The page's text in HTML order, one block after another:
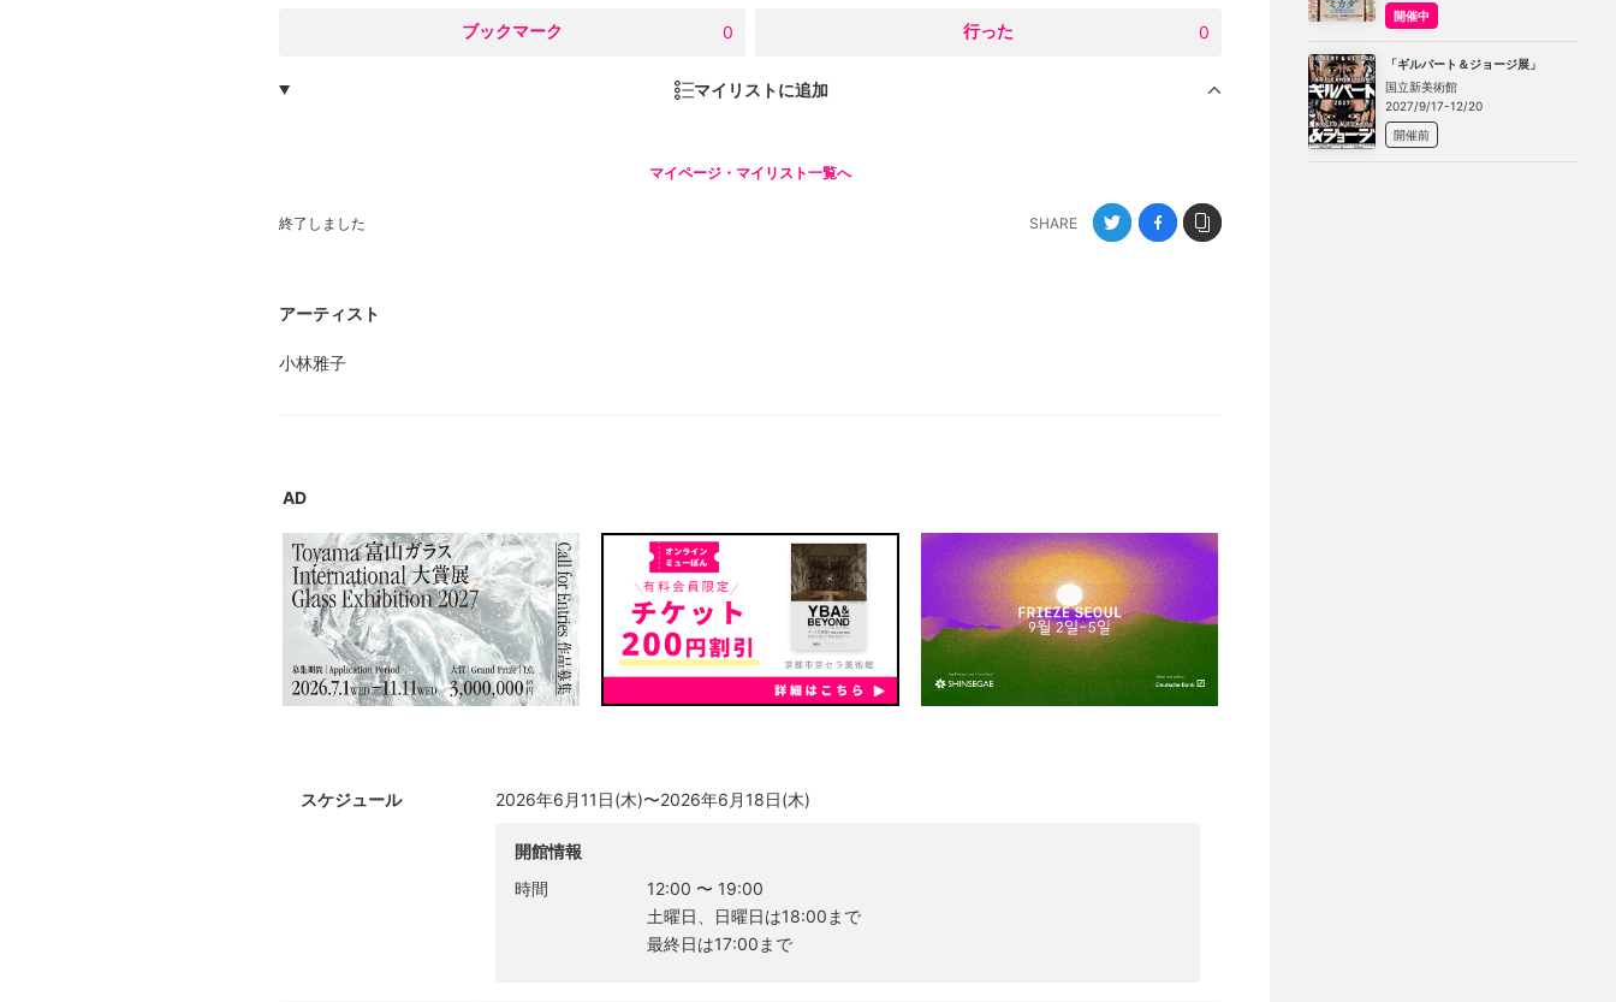
ブックマーク 0 行った 0
マイリストに追加
マイページ・マイリスト一覧へ
終了しました SHARE
アーティスト
小林雅子
AD
スケジュール 2026年6月11日(木)〜2026年6月18日(木)
開館情報
時間
12:00 〜 19:00
土曜日、日曜日は18:00まで
最終日は17:00まで
開催中
「ギルバート＆ジョージ展」
国立新美術館
2027/9/17-12/20
開催前